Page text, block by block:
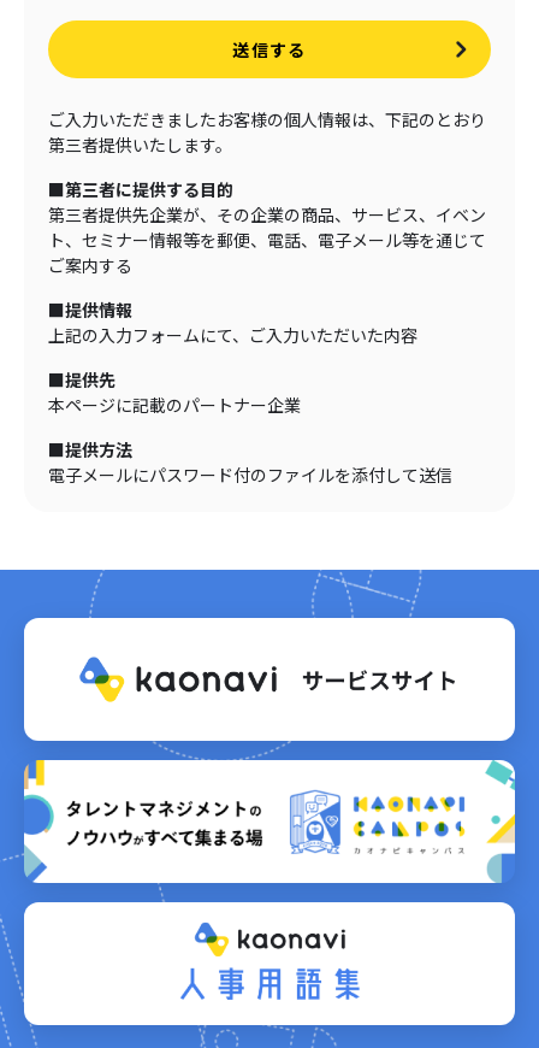
送信する
ご入力いただきましたお客様の個人情報は、下記のとおり
第三者提供いたします。
■第三者に提供する目的
第三者提供先企業が、その企業の商品、サービス、イベン
ト、セミナー情報等を郵便、電話、電子メール等を通じて
ご案内する
■提供情報
上記の入力フォームにて、ご入力いただいた内容
■提供先
本ページに記載のパートナー企業
■提供方法
電子メールにパスワード付のファイルを添付して送信